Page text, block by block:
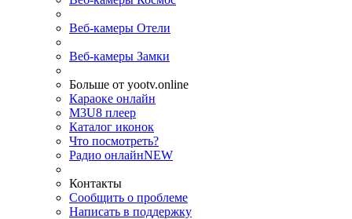
Веб-камеры Отели
Веб-камеры Замки
Больше от yootv.online
Караоке онлайн
M3U8 плеер
Каталог иконок
Что посмотреть?
Радио онлайнNEW
Контакты
Сообщить о проблеме
Написать в поддержку